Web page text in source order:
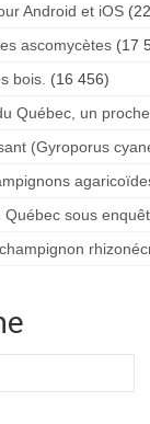
Android et iOS
ascomycètes (17
bois. (16 456)
Québec, un
(Gyroporus
Québec sous